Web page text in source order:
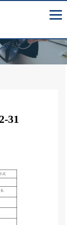
31